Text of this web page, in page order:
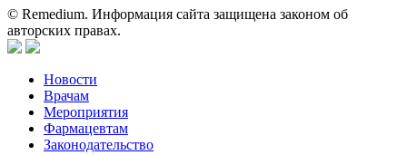
© Remedium. Информация сайта защищена законом об
авторских правах.
Новости
Врачам
Мероприятия
Фармацевтам
Законодательство